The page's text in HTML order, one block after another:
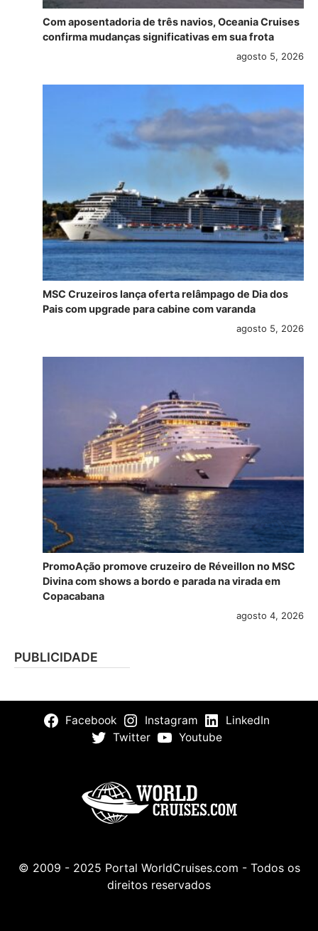
Com aposentadoria de três navios, Oceania Cruises
confirma mudanças significativas em sua frota
agosto 5, 2026
MSC Cruzeiros lança oferta relâmpago de Dia dos
Pais com upgrade para cabine com varanda
agosto 5, 2026
PromoAção promove cruzeiro de Réveillon no MSC
Divina com shows a bordo e parada na virada em
Copacabana
agosto 4, 2026
PUBLICIDADE
Facebook Instagram
LinkedIn
Twitter
Youtube
© 2009 - 2025 Portal WorldCruises.com - Todos os
direitos reservados